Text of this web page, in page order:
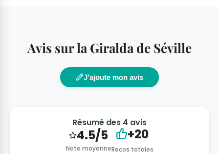
Avis sur la Giralda de Séville
J'ajoute mon avis
Résumé des 4 avis
4.5/5
Note moyenne
+20
Recos totales